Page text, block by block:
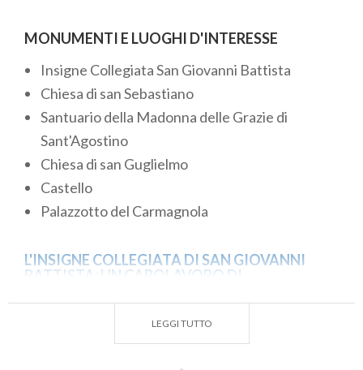
MONUMENTI E LUOGHI D'INTERESSE
Insigne Collegiata San Giovanni Battista
Chiesa di san Sebastiano
Santuario della Madonna delle Grazie di
Sant'Agostino
Chiesa di san Guglielmo
Castello
Palazzotto del Carmagnola
L'INSIGNE COLLEGIATA DI SAN GIOVANNI
BATTISTA: UN CAPOLAVORO DI
L'Insigne Collegiata di San Giovanni Battista, una
delle principali espressioni dell'architettura gotico-
lombarda nel territorio, fu costruita tra il XIV e il XV
LEGGI TUTTO